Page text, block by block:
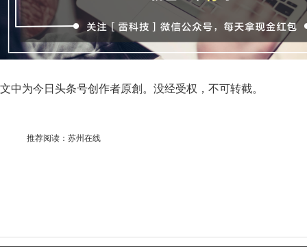
文中为今日头条号创作者原創。没经受权，不可转截。
推荐阅读： 苏州在线